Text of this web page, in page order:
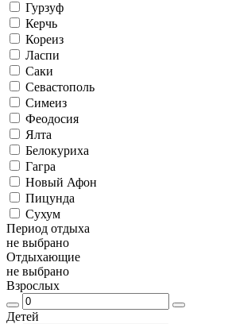
Гурзуф
Керчь
Кореиз
Ласпи
Саки
Севастополь
Симеиз
Феодосия
Ялта
Белокуриха
Гагра
Новый Афон
Пицунда
Сухум
Период отдыха
не выбрано
Отдыхающие
не выбрано
Взрослых
Детей